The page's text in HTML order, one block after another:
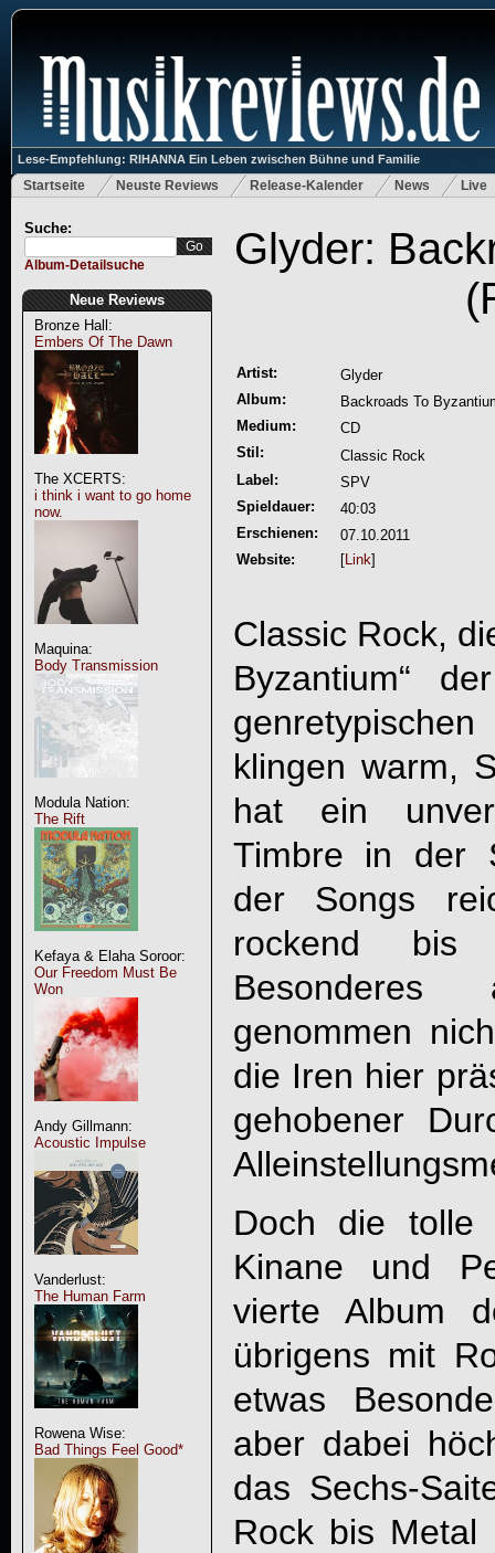
Lese-Empfehlung: RIHANNA Ein Leben zwischen Bühne und Familie
Startseite Neuste Reviews Release-Kalender News Live
Suche:
Album-Detailsuche
Neue Reviews
Bronze Hall:
Embers Of The Dawn
The XCERTS:
i think i want to go home
now.
Maquina:
Body Transmission
Modula Nation:
The Rift
Kefaya & Elaha Soroor:
Our Freedom Must Be
Won
Andy Gillmann:
Acoustic Impulse
Vanderlust:
The Human Farm
Rowena Wise:
Bad Things Feel Good*
Glyder:
Artist:
Glyder
Album:
Backroads To
Medium:
CD
Stil:
Classic Rock
Label:
SPV
Spieldauer:
40:03
Erschienen:
07.10.2011
Website:
[Link]
Classic Rock,
Byzantium“
klingen warm,
hat ein
Timbre in der
der Songs
rockend bis
genommen
die Iren hier
gehobener
Doch die tolle
Kinane und
vierte Album
übrigens mit
etwas
aber dabei
das Sechs-
Rock bis Metal